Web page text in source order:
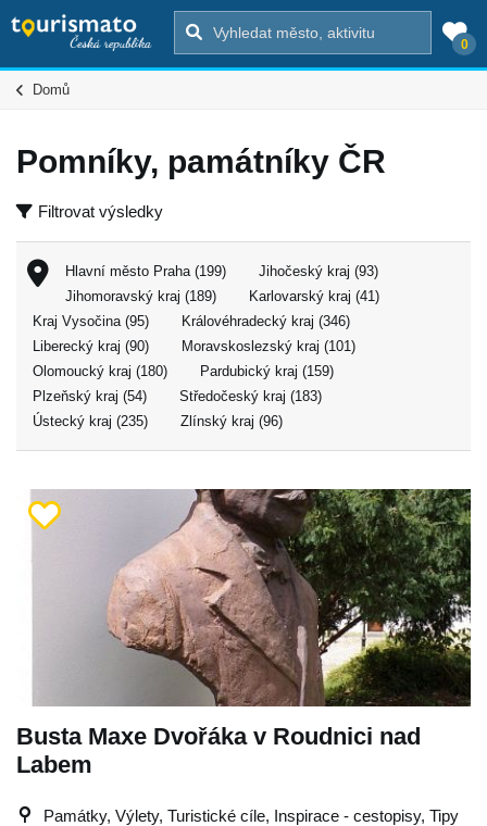
0
Domů
Pomníky, památníky ČR
Filtrovat výsledky
Hlavní město Praha (199)
Jihočeský kraj (93)
Jihomoravský kraj (189)
Karlovarský kraj (41)
Kraj Vysočina (95)
Královéhradecký kraj (346)
Liberecký kraj (90)
Moravskoslezský kraj (101)
Olomoucký kraj (180)
Pardubický kraj (159)
Plzeňský kraj (54)
Středočeský kraj (183)
Ústecký kraj (235)
Zlínský kraj (96)
Busta Maxe Dvořáka v Roudnici nad
Labem
Památky, Výlety, Turistické cíle, Inspirace - cestopisy, Tipy